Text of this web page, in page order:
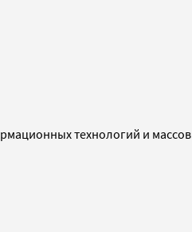
технологий и